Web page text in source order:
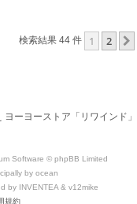
検索結果 44 件 1 2
ーヨーストア「リワインド」
Software © phpBB Limited
by ocean
by INVENTEA & v12mike
規約